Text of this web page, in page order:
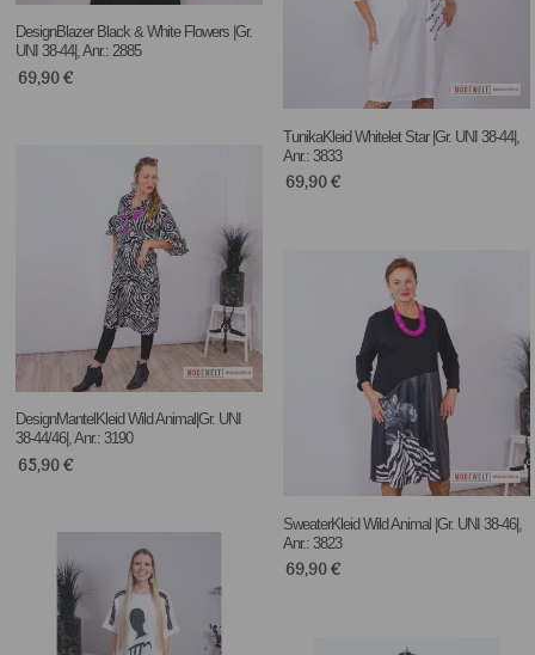
DesignBlazer Black & White Flowers |Gr.
UNI 38-44|, Anr.: 2885
69,90€
TunikaKleid Whitelet Star |Gr. UNI 38-44|,
Anr.: 3833
69,90€
DesignMantelKleid Wild Animal|Gr. UNI
38-44/46|, Anr.: 3190
65,90€
SweaterKleid Wild Animal |Gr. UNI 38-46|,
Anr.: 3823
69,90€